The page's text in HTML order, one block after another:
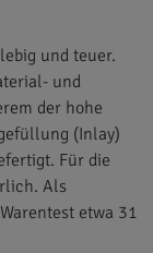
und teuer.
und
der hohe
(Inlay)
Für die
Als
etwa 31